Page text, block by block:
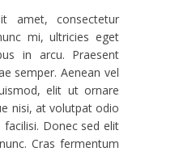
amet, consectetur
mi, ultricies eget
in arcu. Praesent
semper. Aenean vel
elit ut ornare
nisi, at volutpat odio
Donec sed elit
Cras fermentum